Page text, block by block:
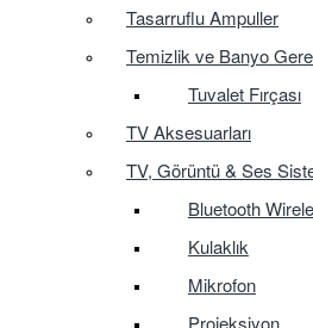
Tasarruflu Ampuller
Temizlik ve Banyo
Tuvalet Fırçası
TV Aksesuarları
TV, Görüntü & Ses
Bluetooth
Kulaklık
Mikrofon
Projeksiyon